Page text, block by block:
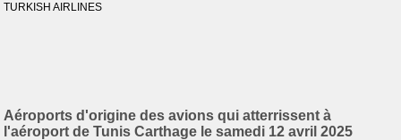
TURKISH AIRLINES
Aéroports d'origine des avions qui atterrissent à
l'aéroport de Tunis Carthage le samedi 12 avril 2025